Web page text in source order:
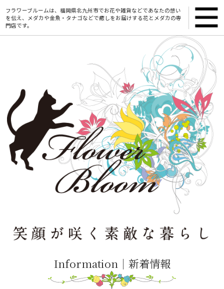
フラワーブルームは、福岡県北九州市でお花や雑貨などであなたの想い
を伝え、メダカや金魚・タナゴなどで癒しをお届けする花とメダカの専
門店です。
Information｜新着情報